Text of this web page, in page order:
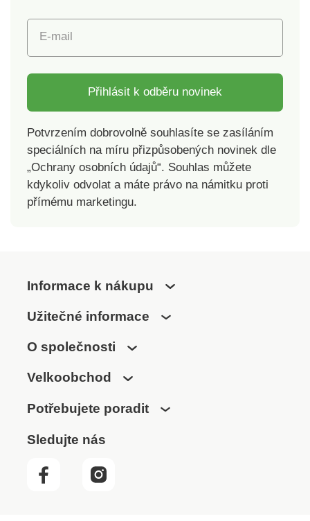
E-mail
Přihlásit k odběru novinek
Potvrzením dobrovolně souhlasíte se zasíláním
speciálních na míru přizpůsobených novinek dle
„Ochrany osobních údajů“. Souhlas můžete
kdykoliv odvolat a máte právo na námitku proti
přímému marketingu.
Informace k nákupu
Užitečné informace
O společnosti
Velkoobchod
Potřebujete poradit
Sledujte nás